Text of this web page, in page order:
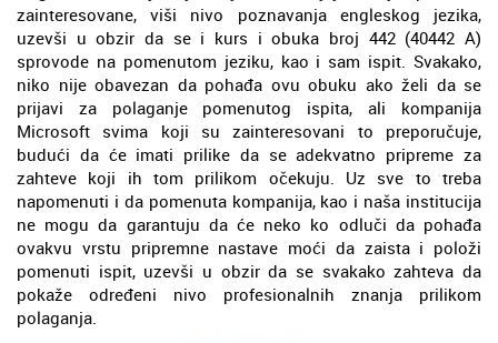
zainteresovane, viši nivo poznavanja engleskog jezika,
uzevši u obzir da se i kurs i obuka broj 442 (40442 A)
sprovode na pomenutom jeziku, kao i sam ispit. Svakako,
niko nije obavezan da pohađa ovu obuku ako želi da se
prijavi za polaganje pomenutog ispita, ali kompanija
Microsoft svima koji su zainteresovani to preporučuje,
budući da će imati prilike da se adekvatno pripreme za
zahteve koji ih tom prilikom očekuju. Uz sve to treba
napomenuti i da pomenuta kompanija, kao i naša institucija
ne mogu da garantuju da će neko ko odluči da pohađa
ovakvu vrstu pripremne nastave moći da zaista i položi
pomenuti ispit, uzevši u obzir da se svakako zahteva da
pokaže određeni nivo profesionalnih znanja prilikom
polaganja.